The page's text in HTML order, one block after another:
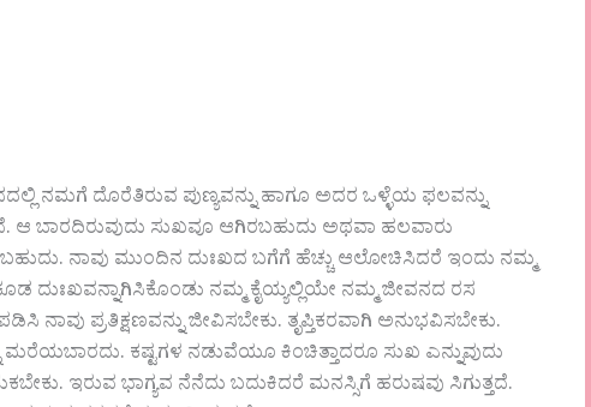
ನಮಗೆ ದೊರೆತಿರುವ ಪುಣ್ಯವನ್ನು ಹಾಗೂ ಅದರ ಒಳ್ಳೆಯ ಫಲವನ್ನು
ಆ ಬಾರದಿರುವುದು ಸುಖವೂ ಆಗಿರಬಹುದು ಅಥವಾ ಹಲವಾರು
ನಾವು ಮುಂದಿನ ದುಃಖದ ಬಗೆಗೆ ಹೆಚ್ಚು ಆಲೋಚಿಸಿದರೆ ಇಂದು ನಮ್ಮ
ದುಃಖವನ್ನಾಗಿಸಿಕೊಂಡು ನಮ್ಮ ಕೈಯ್ಯಲ್ಲಿಯೇ ನಮ್ಮ ಜೀವನದ ರಸ
ನಾವು ಪ್ರತಿಕ್ಷಣವನ್ನು ಜೀವಿಸಬೇಕು. ತೃಪ್ತಿಕರವಾಗಿ ಅನುಭವಿಸಬೇಕು.
ಕಷ್ಟಗಳ ನಡುವೆಯೂ ಕಿಂಚಿತ್ತಾದರೂ ಸುಖ ಎನ್ನುವುದು
ಇರುವ ಭಾಗ್ಯವ ನೆನೆದು ಬದುಕಿದರೆ ಮನಸ್ಸಿಗೆ ಹರುಷವು ಸಿಗುತ್ತದೆ.